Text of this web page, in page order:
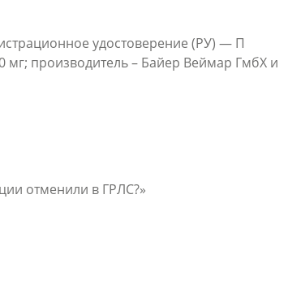
удостоверение (РУ) — П
мг; производитель – Байер Веймар ГмбХ и
отменили в ГРЛС?»